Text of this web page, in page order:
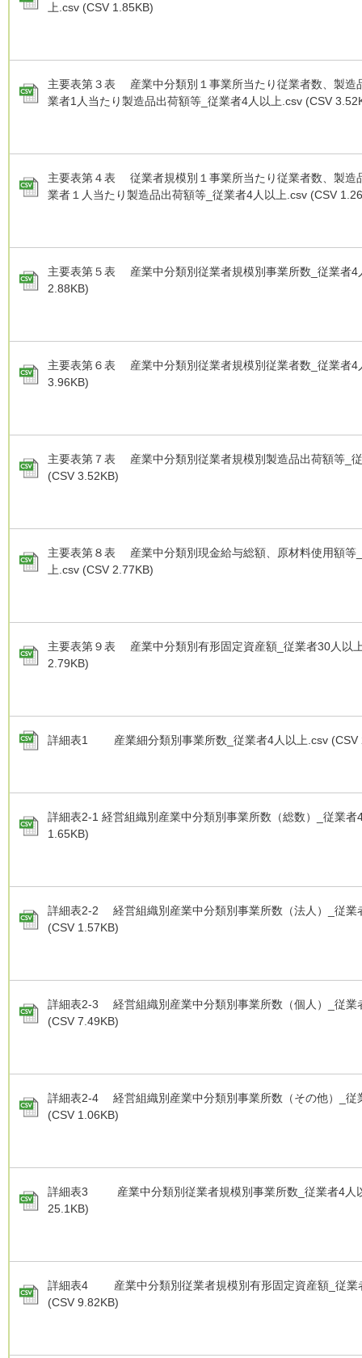
上.csv (CSV 1.85KB)
主要表第３表 産業中分類別１事業所当たり従業者数、製造
業者1人当たり製造品出荷額等_従業者4人以上.csv (CSV
主要表第４表 従業者規模別１事業所当たり従業者数、製造
業者１人当たり製造品出荷額等_従業者4人以上.csv (CSV
主要表第５表 産業中分類別従業者規模別事業所数_従業者4
2.88KB)
主要表第６表 産業中分類別従業者規模別従業者数_従業者4
3.96KB)
主要表第７表 産業中分類別従業者規模別製造品出荷額等_
(CSV 3.52KB)
主要表第８表 産業中分類別現金給与総額、原材料使用額等
上.csv (CSV 2.77KB)
主要表第９表 産業中分類別有形固定資産額_従業者30人以
2.79KB)
詳細表1 産業細分類別事業所数_従業者4人以上.csv (CSV
詳細表2-1 経営組織別産業中分類別事業所数（総数）_従業者
1.65KB)
詳細表2-2 経営組織別産業中分類別事業所数（法人）_従業
(CSV 1.57KB)
詳細表2-3 経営組織別産業中分類別事業所数（個人）_従業
(CSV 7.49KB)
詳細表2-4 経営組織別産業中分類別事業所数（その他）_従
(CSV 1.06KB)
詳細表3 産業中分類別従業者規模別事業所数_従業者4人
25.1KB)
詳細表4 産業中分類別従業者規模別有形固定資産額_従業
(CSV 9.82KB)